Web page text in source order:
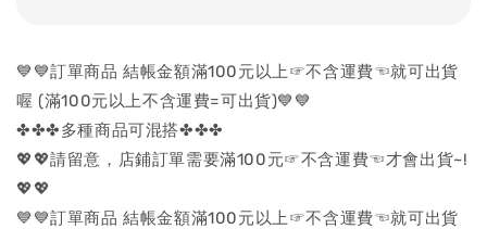
💙💙訂單商品 結帳金額滿100元以上☞不含運費☜就可出貨
喔 (滿100元以上不含運費=可出貨)💙💙
✤✤✤多種商品可混搭✤✤✤
💖💖請留意，店鋪訂單需要滿100元☞不含運費☜才會出貨~!
💖💖
💙💙訂單商品 結帳金額滿100元以上☞不含運費☜就可出貨